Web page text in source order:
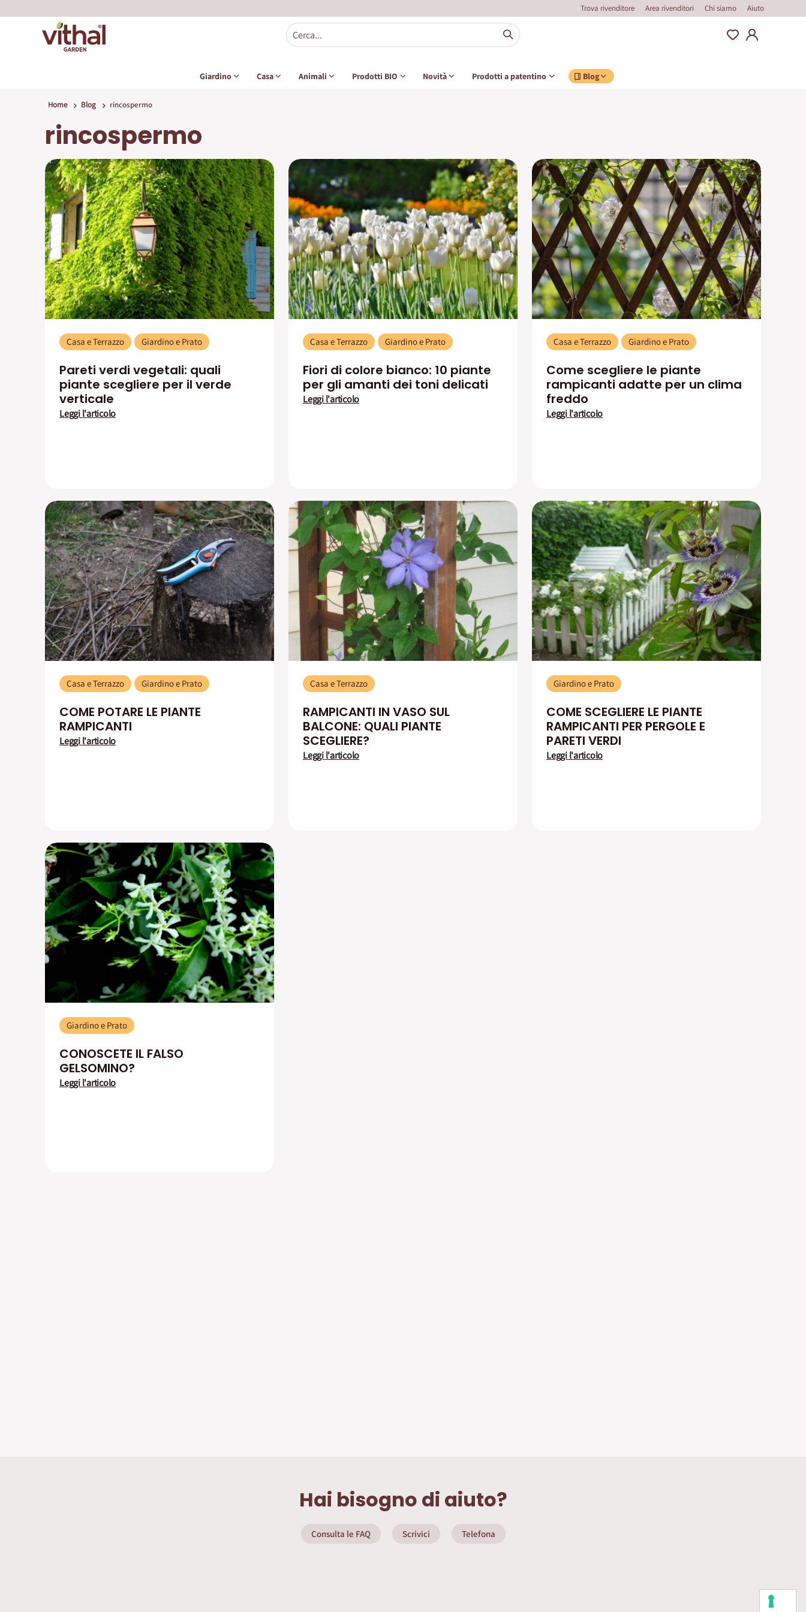
Trova rivenditore Area rivenditori Chi siamo Aiuto
Giardino Casa Animali Prodotti BIO Novità Prodotti a patentino Blog
Home Blog rincospermo
rincospermo
Casa e Terrazzo Giardino e Prato
Pareti verdi vegetali: quali
piante scegliere per il verde
verticale
Leggi l'articolo
Casa e Terrazzo Giardino e Prato
Fiori di colore bianco: 10 piante
per gli amanti dei toni delicati
Leggi l'articolo
Casa e Terrazzo Giardino e Prato
Come scegliere le piante
rampicanti adatte per un clima
freddo
Leggi l'articolo
Casa e Terrazzo Giardino e Prato
COME POTARE LE PIANTE
RAMPICANTI
Leggi l'articolo
Casa e Terrazzo
RAMPICANTI IN VASO SUL
BALCONE: QUALI PIANTE
SCEGLIERE?
Leggi l'articolo
Giardino e Prato
COME SCEGLIERE LE PIANTE
RAMPICANTI PER PERGOLE E
PARETI VERDI
Leggi l'articolo
Giardino e Prato
CONOSCETE IL FALSO
GELSOMINO?
Leggi l'articolo
Hai bisogno di aiuto?
Consulta le FAQ Scrivici Telefona